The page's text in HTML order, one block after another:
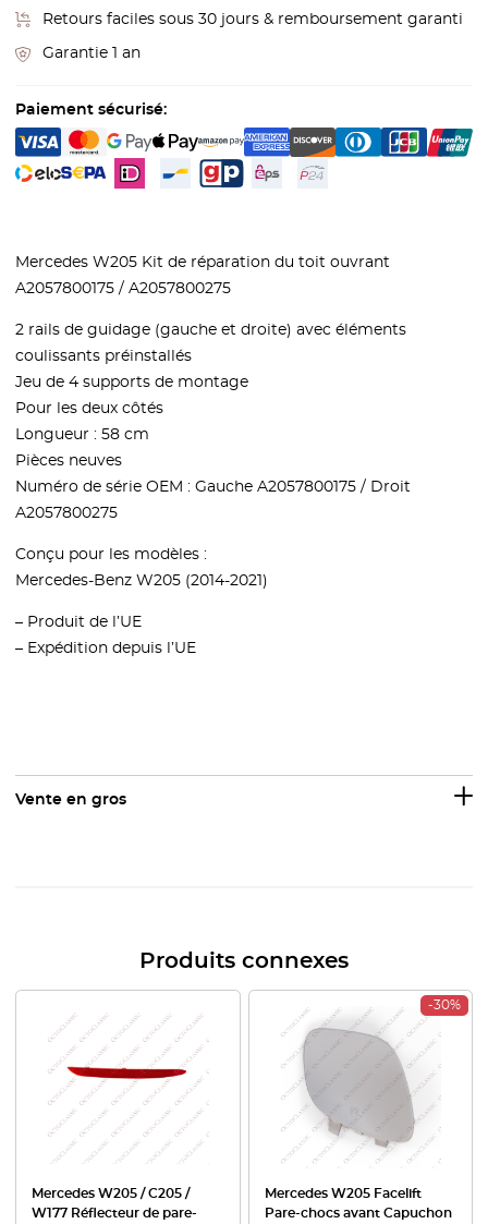
Retours faciles sous 30 jours & remboursement garanti
Garantie 1 an
Paiement sécurisé:
Mercedes W205 Kit de réparation du toit ouvrant
A2057800175 / A2057800275
2 rails de guidage (gauche et droite) avec éléments
coulissants préinstallés
Jeu de 4 supports de montage
Pour les deux côtés
Longueur : 58 cm
Pièces neuves
Numéro de série OEM : Gauche A2057800175 / Droit
A2057800275
Conçu pour les modèles :
Mercedes-Benz W205 (2014-2021)
– Produit de l’UE
– Expédition depuis l’UE
Vente en gros
Produits connexes
Mercedes W205 / C205 /
W177 Réflecteur de pare-
-30%
Mercedes W205 Facelift
Pare-chocs avant Capuchon